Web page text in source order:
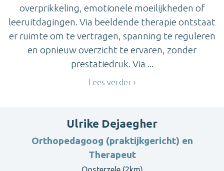
overprikkeling, emotionele moeilijkheden of
leeruitdagingen. Via beeldende therapie ontstaat
er ruimte om te vertragen, spanning te reguleren
en opnieuw overzicht te ervaren, zonder
prestatiedruk. Via ...
Lees verder
Ulrike Dejaegher
Orthopedagoog (praktijkgericht) en
Therapeut